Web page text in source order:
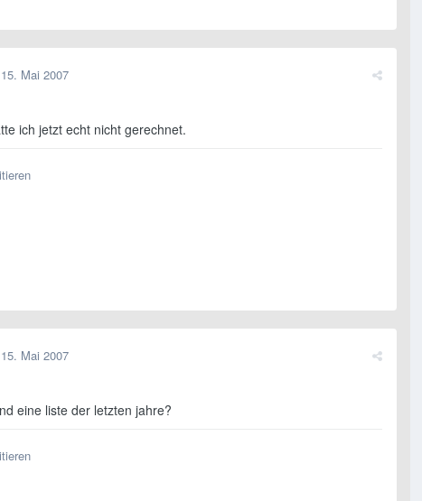
15. Mai 2007
ich jetzt echt nicht gerechnet.
15. Mai 2007
eine liste der letzten jahre?